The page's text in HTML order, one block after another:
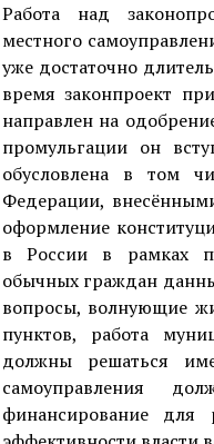
Работа над
местного
уже достаточно
время законпроект
направлен на
промульгации он
обусловлена в том
Федерации,
оформление
в России в рамках
обычных граждан
вопросы, волнующие
пунктов, работа
должны решаться
самоуправления
финансирование